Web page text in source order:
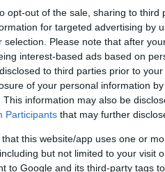
opt-out of the sale, sharing to
for targeted advertising by
selection. Please note that after
interest-based ads based on
to third parties prior to
of your personal information
This information may also be
Participants that may further
that this website/app uses one or
but not limited to your visit
to Google and its third-party tags
a végéig teljesen
verziónál, és
elosztását. A
így nem kell
nemcsak az
a látható kivágások és
hogy a